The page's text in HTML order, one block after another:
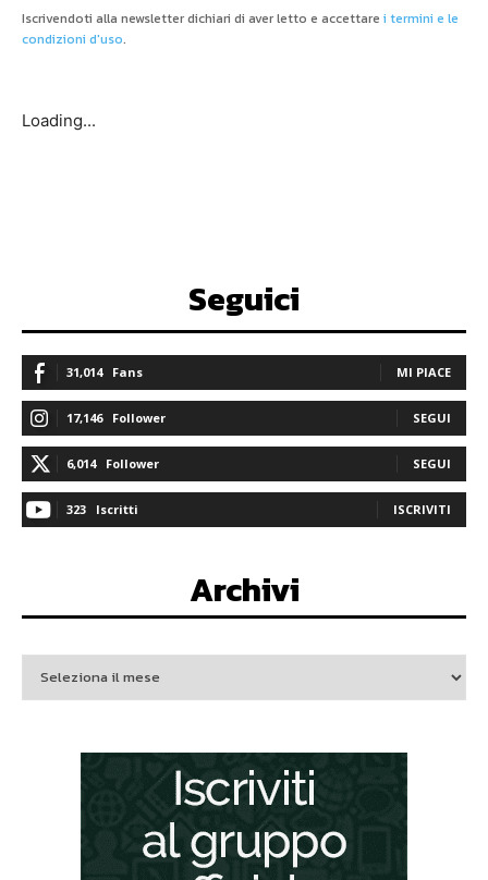
Iscrivendoti alla newsletter dichiari di aver letto e accettare i termini e le
condizioni d'uso.
Loading...
Seguici
31,014 Fans MI PIACE
17,146 Follower SEGUI
6,014 Follower SEGUI
323 Iscritti ISCRIVITI
Archivi